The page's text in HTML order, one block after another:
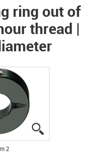
ring out of
thread |
2